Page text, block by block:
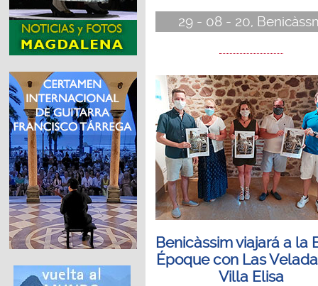
29 - 08 - 20,
Benicàssim viajará a la
Époque con Las
Villa Elisa